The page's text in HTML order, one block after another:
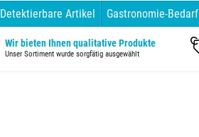
Detektierbare Artikel Gastronomie-Bedarf
Wir bieten Ihnen qualitative Produkte
Unser Sortiment wurde sorgfätig ausgewählt